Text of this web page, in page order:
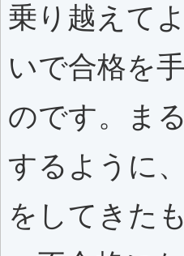
乗り越えて
いで合格を
のです。ま
するように
をしてきた